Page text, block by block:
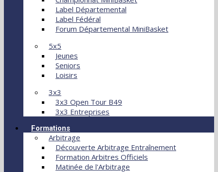
Label Départemental
Label Fédéral
Forum Départemental MiniBasket
5x5
Jeunes
Seniors
Loisirs
3x3
3x3 Open Tour B49
3x3 Entreprises
Formations
Arbitrage
Découverte Arbitrage Entraînement
Formation Arbitres Officiels
Matinée de l'Arbitrage